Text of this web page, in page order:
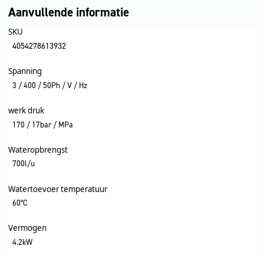
Aanvullende informatie
SKU
4054278613932
Spanning
3 / 400 / 50Ph / V / Hz
werk druk
170 / 17bar / MPa
Wateropbrengst
700l/u
Watertoevoer temperatuur
60°C
Vermogen
4.2kW